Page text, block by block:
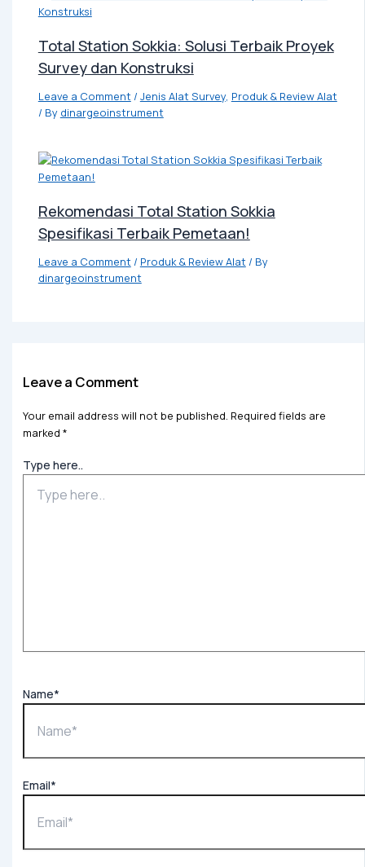
Total Station Sokkia: Solusi Terbaik Proyek
Survey dan Konstruksi
Leave a Comment/ Jenis Alat Survey, Produk & Review Alat
/ By dinargeoinstrument
Rekomendasi Total Station Sokkia
Spesifikasi Terbaik Pemetaan!
Leave a Comment/ Produk & Review Alat/ By
dinargeoinstrument
Leave a Comment
Your email address will not be published. Required fields are
marked *
Type here..
Name*
Email*